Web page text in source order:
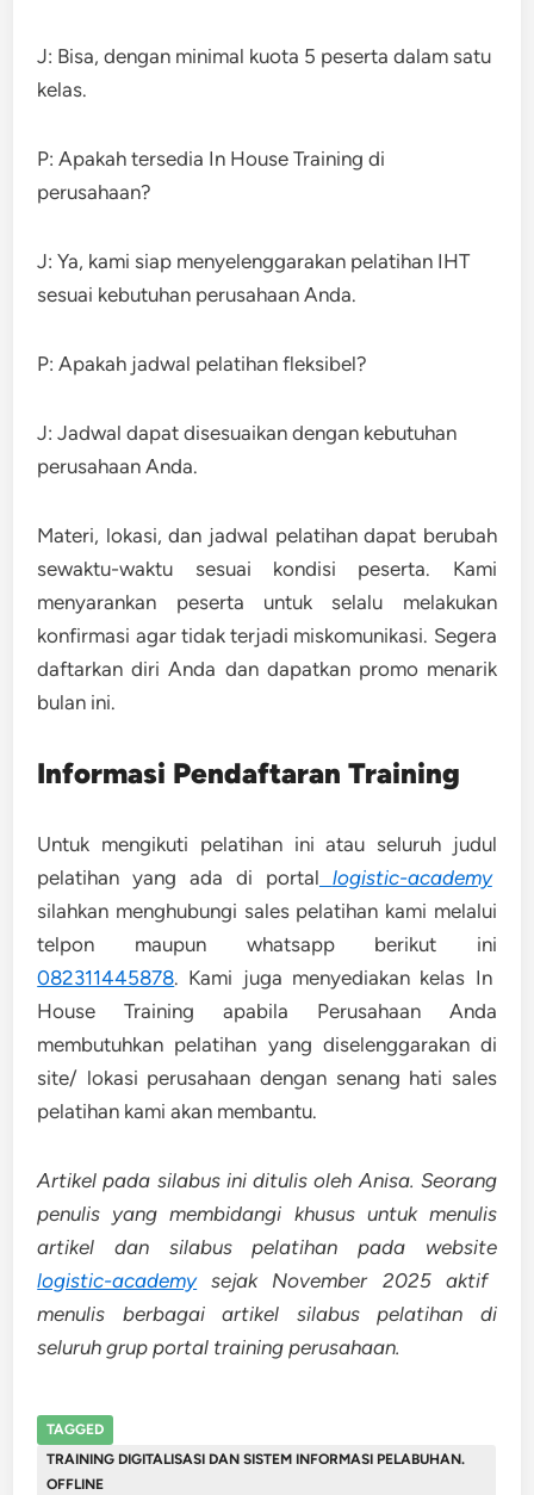
J: Bisa, dengan minimal kuota 5 peserta dalam satu
kelas.
P: Apakah tersedia In House Training di
perusahaan?
J: Ya, kami siap menyelenggarakan pelatihan IHT
sesuai kebutuhan perusahaan Anda.
P: Apakah jadwal pelatihan fleksibel?
J: Jadwal dapat disesuaikan dengan kebutuhan
perusahaan Anda.
Materi, lokasi, dan jadwal pelatihan dapat berubah
sewaktu-waktu sesuai kondisi peserta. Kami
menyarankan peserta untuk selalu melakukan
konfirmasi agar tidak terjadi miskomunikasi. Segera
daftarkan diri Anda dan dapatkan promo menarik
bulan ini.
Informasi Pendaftaran Training
Untuk mengikuti pelatihan ini atau seluruh judul
pelatihan yang ada di portal logistic-academy
silahkan menghubungi sales pelatihan kami melalui
telpon maupun whatsapp berikut ini
082311445878. Kami juga menyediakan kelas In
House Training apabila Perusahaan Anda
membutuhkan pelatihan yang diselenggarakan di
site/ lokasi perusahaan dengan senang hati sales
pelatihan kami akan membantu.
Artikel pada silabus ini ditulis oleh Anisa. Seorang
penulis yang membidangi khusus untuk menulis
artikel dan silabus pelatihan pada website
logistic-academysejak November 2025 aktif
menulis berbagai artikel silabus pelatihan di
seluruh grup portal training perusahaan.
TAGGED
TRAINING DIGITALISASI DAN SISTEM INFORMASI PELABUHAN.
OFFLINE